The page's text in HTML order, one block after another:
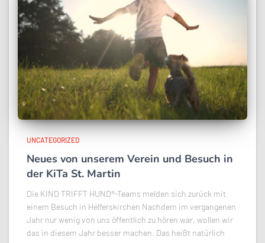
UNCATEGORIZED
Neues von unserem Verein und Besuch in
der KiTa St. Martin
Die KIND TRIFFT HUND®-Teams melden sich zurück mit
einem Besuch in Helferskirchen Nachdem im vergangenen
Jahr nur wenig von uns öffentlich zu hören war, wollen wir
das in diesem Jahr besser machen. Das heißt natürlich